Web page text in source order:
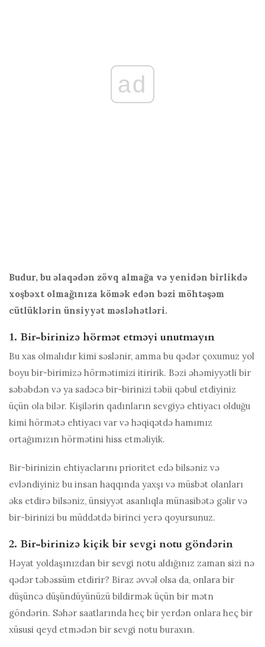
ad
Budur, bu əlaqədən zövq almağa və yenidən birlikdə
xoşbəxt olmağınıza kömək edən bəzi möhtəşəm
cütlüklərin ünsiyyət məsləhətləri.
1. Bir-birinizə hörmət etməyi unutmayın
Bu xas olmalıdır kimi səslənir, amma bu qədər çoxumuz yol
boyu bir-birimizə hörmətimizi itiririk. Bəzi əhəmiyyətli bir
səbəbdən və ya sadəcə bir-birinizi təbii qəbul etdiyiniz
üçün ola bilər. Kişilərin qadınların sevgiyə ehtiyacı olduğu
kimi hörmətə ehtiyacı var və həqiqətdə hamımız
ortağımızın hörmətini hiss etməliyik.
Bir-birinizin ehtiyaclarını prioritet edə bilsəniz və
evləndiyiniz bu insan haqqında yaxşı və müsbət olanları
əks etdirə bilsəniz, ünsiyyət asanlıqla münasibətə gəlir və
bir-birinizi bu müddətdə birinci yerə qoyursunuz.
2. Bir-birinizə kiçik bir sevgi notu göndərin
Həyat yoldaşınızdan bir sevgi notu aldığınız zaman sizi nə
qədər təbəssüm etdirir? Biraz əvvəl olsa da, onlara bir
düşüncə düşündüyünüzü bildirmək üçün bir mətn
göndərin. Səhər saatlarında heç bir yerdən onlara heç bir
xüsusi qeyd etmədən bir sevgi notu buraxın.